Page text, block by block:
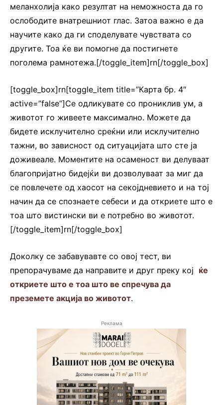
меланхолија како резултат на неможноста да го
ослободите внатрешниот глас. Затоа важно е да
научите како да ги споделувате чувствата со
другите. Тоа ќе ви помогне да постигнете
поголема рамнотежа.[/toggle_item]rn[/toggle_box]
[toggle_box]rn[toggle_item title=”Карта бр. 4″
active=”false”]Се одликувате со прониклив ум, а
животот го живеете максимално. Можете да
бидете исклучително среќни или исклучително
тажни, во зависност од ситуацијата што сте ја
доживеале. Моментите на осаменост ви делуваат
благопријатно бидејќи ви дозволуваат за миг да
се повлечете од хаосот на секојдневието и на тој
начин да се спознаете себеси и да откриете што е
тоа што вистински ви е потребно во животот.
[/toggle_item]rn[/toggle_box]
Доколку се забавувавте со овој тест, ви
препорачуваме да направите и друг преку кој ќе
откриете што е тоа што ве спречува да
преземете акција во животот.
Реклама